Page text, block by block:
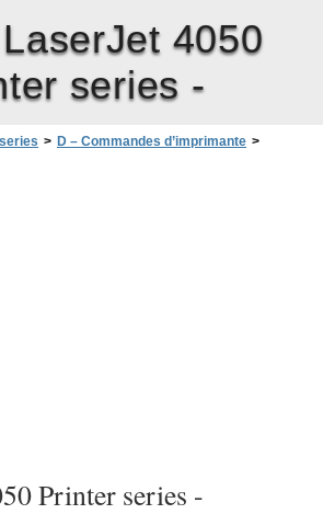
4050
series -
> D – Commandes d’imprimante >
Printer series -